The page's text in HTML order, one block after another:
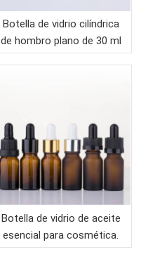
Botella de vidrio cilíndrica
de hombro plano de 30 ml
con gotero blanco y
Botella de vidrio de aceite
esencial para cosmética.